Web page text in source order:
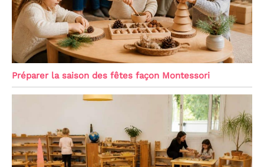
Préparer la saison des fêtes façon Montessori